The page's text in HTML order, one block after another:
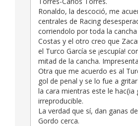
Ronaldo, la descoció, me
centrales de Racing
corriendolo por toda la
Costas y el otro creo que
el Turco García se ¡escupía!
mitad de la cancha.
Otra que me acuerdo es al
gol de penal y se lo fue a
la cara mientras este le hac{ia
irreproducible.
La verdad que sí, dan ganas
Gordo cerca.